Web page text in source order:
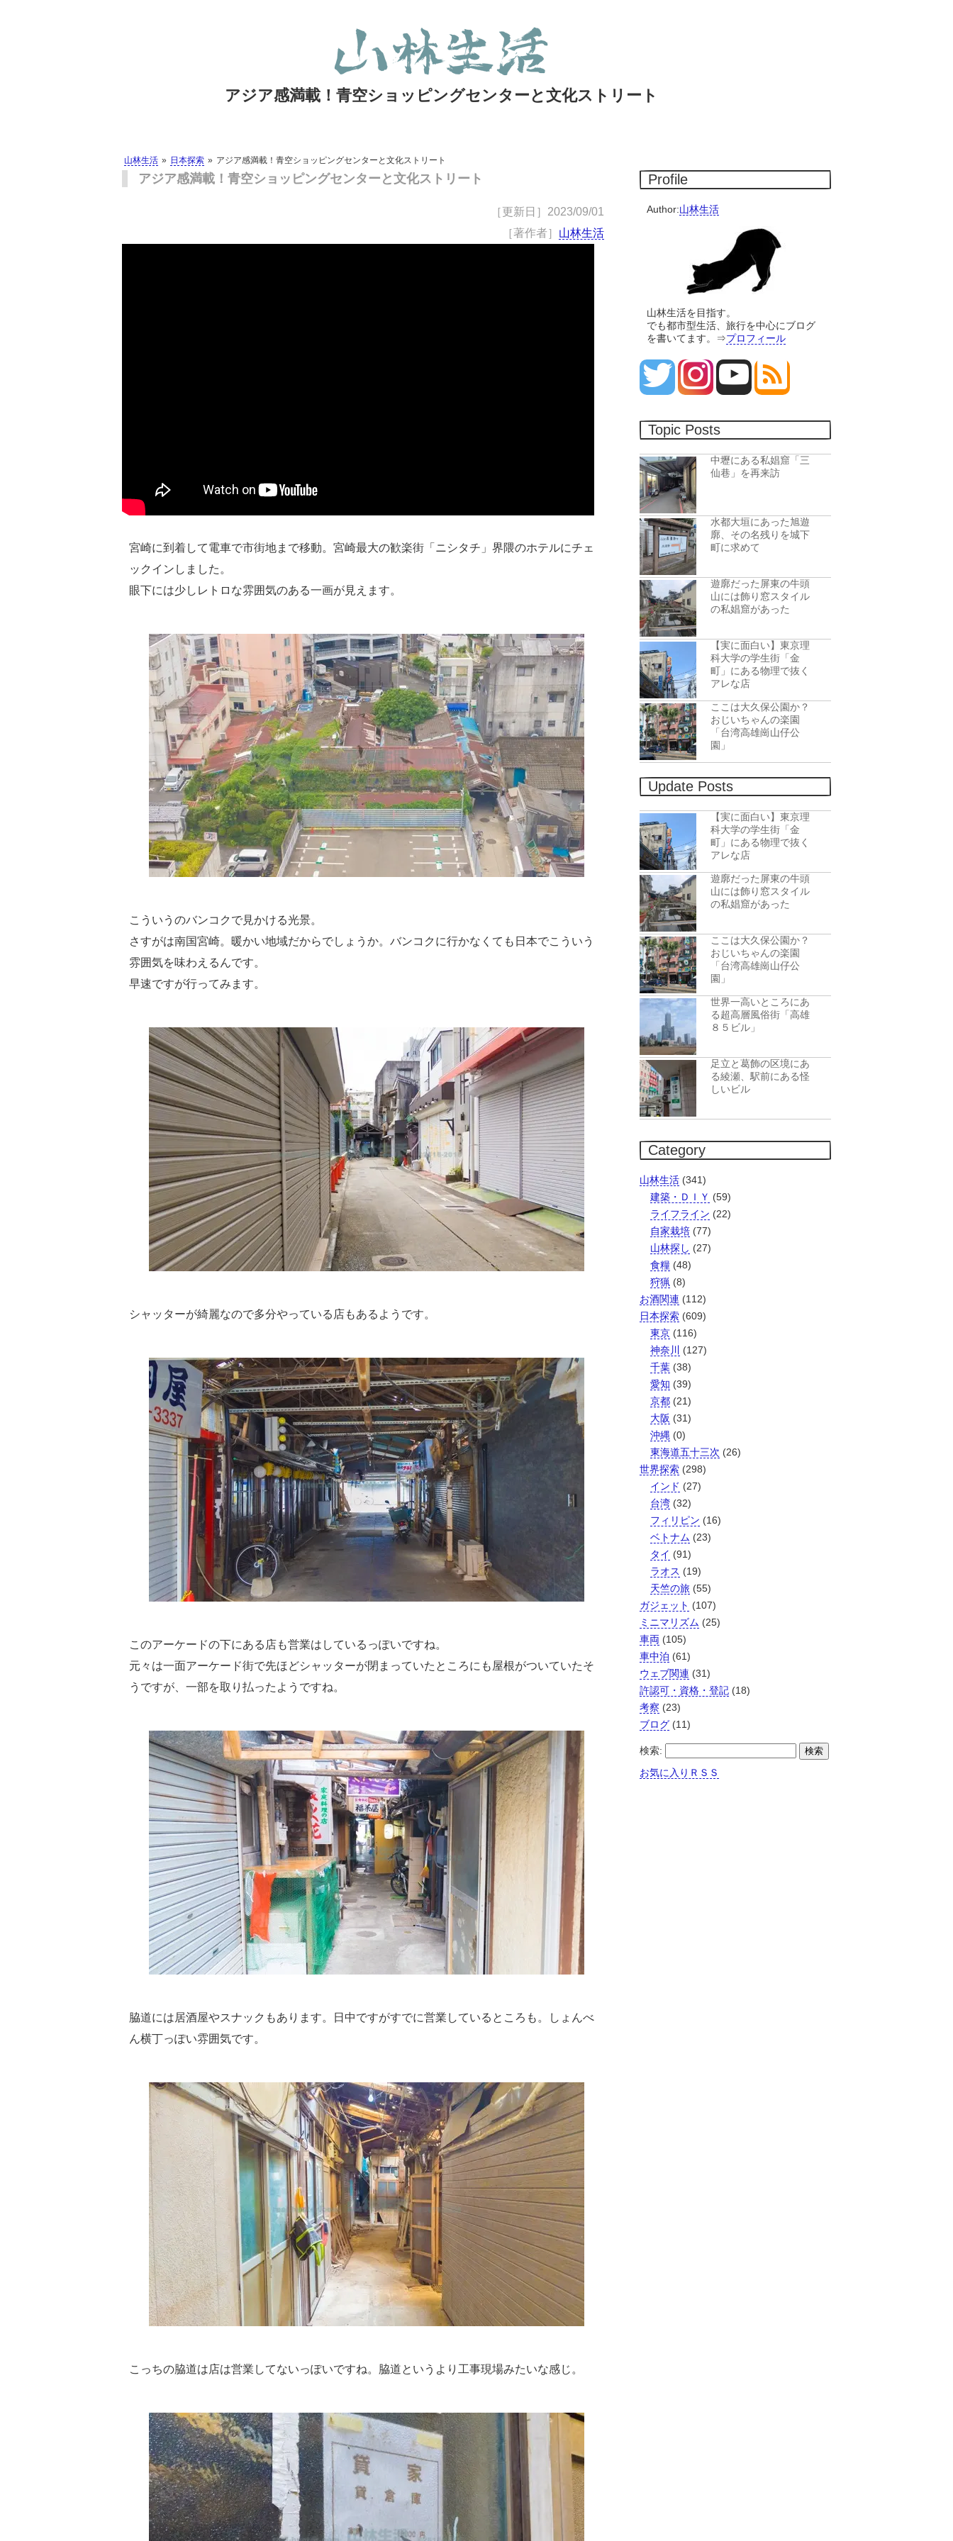
アジア感満載！青空ショッピングセンターと文化ストリート
山林生活 日本探索 アジア感満載！青空ショッピングセンターと文化ストリート
アジア感満載！青空ショッピングセンターと文化ストリート
［更新日］ 2023/09/01
［著作者］ 山林生活
宮崎に到着して電車で市街地まで移動。宮崎最大の歓楽街「ニシタチ」界隈のホテルにチェ
ックインしました。
眼下には少しレトロな雰囲気のある一画が見えます。
こういうのバンコクで見かける光景。
さすがは南国宮崎。暖かい地域だからでしょうか。バンコクに行かなくても日本でこういう
雰囲気を味わえるんです。
早速ですが行ってみます。
シャッターが綺麗なので多分やっている店もあるようです。
このアーケードの下にある店も営業はしているっぽいですね。
元々は一面アーケード街で先ほどシャッターが閉まっていたところにも屋根がついていたそ
うですが、一部を取り払ったようですね。
脇道には居酒屋やスナックもあります。日中ですがすでに営業しているところも。しょんべ
ん横丁っぽい雰囲気です。
こっちの脇道は店は営業してないっぽいですね。脇道というより工事現場みたいな感じ。
Profile
Author:山林生活
山林生活を目指す。
でも都市型生活、旅行を中心にブログ
を書いてます。⇒プロフィール
Topic Posts
中壢にある私娼窟「三
仙巷」を再来訪
水都大垣にあった旭遊
廓、その名残りを城下
町に求めて
遊廓だった屏東の牛頭
山には飾り窓スタイル
の私娼窟があった
【実に面白い】東京理
科大学の学生街「金
町」にある物理で抜く
アレな店
ここは大久保公園か？
おじいちゃんの楽園
「台湾高雄崗山仔公
園」
Update Posts
【実に面白い】東京理
科大学の学生街「金
町」にある物理で抜く
アレな店
遊廓だった屏東の牛頭
山には飾り窓スタイル
の私娼窟があった
ここは大久保公園か？
おじいちゃんの楽園
「台湾高雄崗山仔公
園」
世界一高いところにあ
る超高層風俗街「高雄
８５ビル」
足立と葛飾の区境にあ
る綾瀬、駅前にある怪
しいビル
Category
山林生活 (341)
建築・ＤＩＹ (59)
ライフライン (22)
自家栽培 (77)
山林探し (27)
食糧 (48)
狩猟 (8)
お酒関連 (112)
日本探索 (609)
東京 (116)
神奈川
(127)
千葉 (38)
愛知 (39)
京都 (21)
大阪 (31)
沖縄 (0)
東海道五十三次 (26)
世界探索 (298)
インド (27)
台湾 (32)
フィリピン (16)
ベトナム (23)
タイ (91)
ラオス (19)
天竺の旅 (55)
ガジェット (107)
ミニマリズム (25)
車両 (105)
車中泊 (61)
ウェブ関連 (31)
許認可・資格・登記 (18)
考察 (23)
ブログ (11)
検索:
お気に入りＲＳＳ